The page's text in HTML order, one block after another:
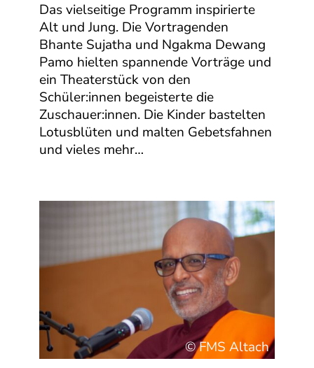
Das vielseitige Programm inspirierte
Alt und Jung. Die Vortragenden
Bhante Sujatha und Ngakma Dewang
Pamo hielten spannende Vorträge und
ein Theaterstück von den
Schüler:innen begeisterte die
Zuschauer:innen. Die Kinder bastelten
Lotusblüten und malten Gebetsfahnen
und vieles mehr…
© FMS Altach